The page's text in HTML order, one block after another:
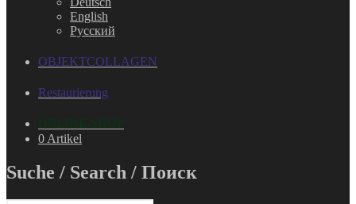
English
Русский
OBJEKTCOLLAGEN
Restaurierung
ONLINE-SHOP
0 Artikel
Suche / Search / Поиск